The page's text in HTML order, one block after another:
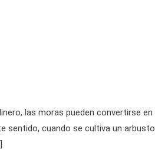
las moras pueden convertirse en
sentido, cuando se cultiva un arbusto